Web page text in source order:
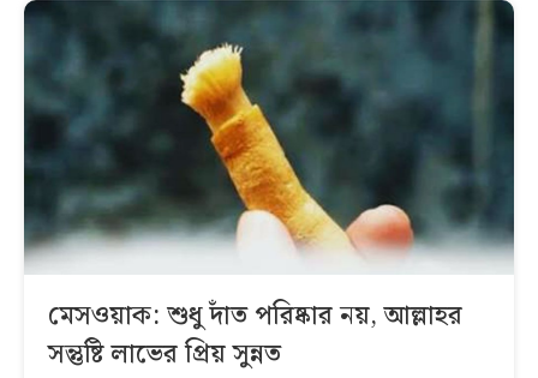
মেসওয়াক: শুধু দাঁত পরিষ্কার নয়, আল্লাহর
সন্তুষ্টি লাভের প্রিয় সুন্নত